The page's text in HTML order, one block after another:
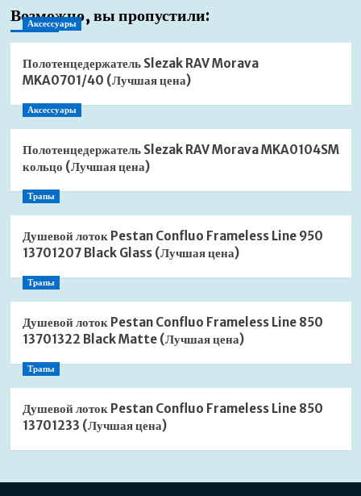
Возможно, вы пропустили:
Аксессуары
Полотенцедержатель Slezak RAV Morava
MKA0701/40 (Лучшая цена)
Аксессуары
Полотенцедержатель Slezak RAV Morava MKA0104SM
кольцо (Лучшая цена)
Трапы
Душевой лоток Pestan Confluo Frameless Line 950
13701207 Black Glass (Лучшая цена)
Трапы
Душевой лоток Pestan Confluo Frameless Line 850
13701322 Black Matte (Лучшая цена)
Трапы
Душевой лоток Pestan Confluo Frameless Line 850
13701233 (Лучшая цена)